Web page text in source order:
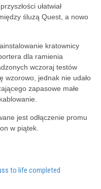
ułatwiał
śluzą Quest, a nowo
kratownicy
dla ramienia
wczoraj testów
wzorowo, jednak nie udało
zapasowe małe
jest odłączenie promu
w piątek.
to life completed